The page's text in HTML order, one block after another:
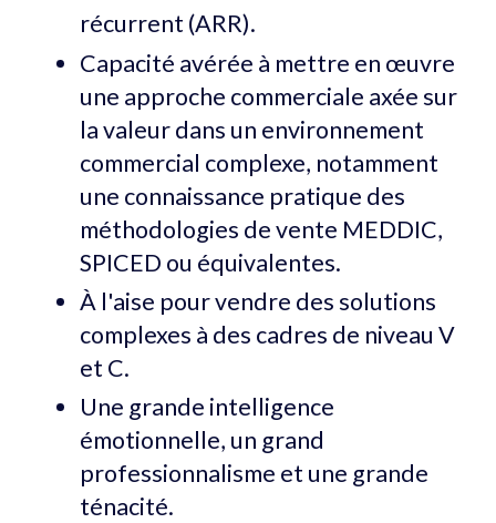
récurrent (ARR).
Capacité avérée à mettre en œuvre
une approche commerciale axée sur
la valeur dans un environnement
commercial complexe, notamment
une connaissance pratique des
méthodologies de vente MEDDIC,
SPICED ou équivalentes.
À l'aise pour vendre des solutions
complexes à des cadres de niveau V
et C.
Une grande intelligence
émotionnelle, un grand
professionnalisme et une grande
ténacité.